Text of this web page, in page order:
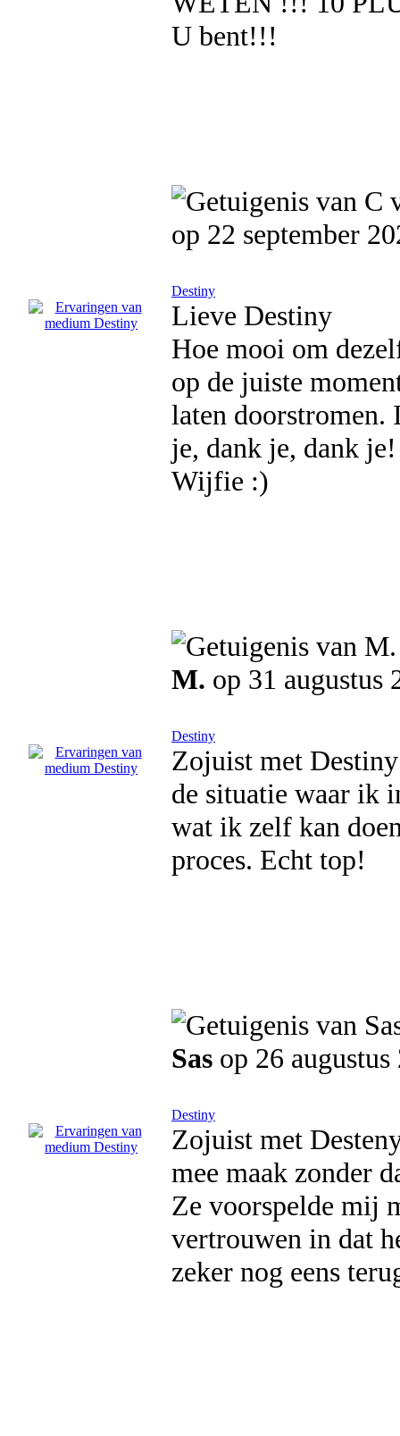
U bent!!!
op 22 september
Destiny
Lieve Destiny
Hoe mooi om
op de juiste
laten
je, dank je, dank je!
Wijfie :)
M. op 31 augustus
Destiny
Zojuist met
de situatie waar ik
wat ik zelf kan
proces. Echt top!
Sas op 26 augustus
Destiny
Zojuist met
mee maak zonder
Ze voorspelde mij
vertrouwen in dat
zeker nog eens